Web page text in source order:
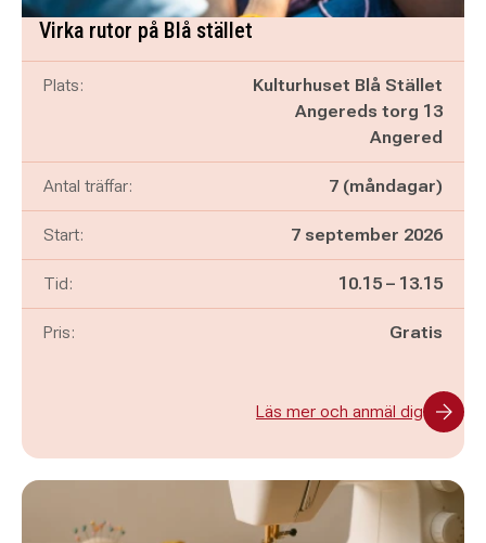
Virka rutor på Blå stället
Plats:
Kulturhuset Blå Stället
Angereds torg 13
Angered
Antal träffar: 7 (måndagar)
Start: 7 september 2026
Tid: Pågår mellan
10.15 – och
13.15
Pris: Gratis
Läs mer och anmäl dig